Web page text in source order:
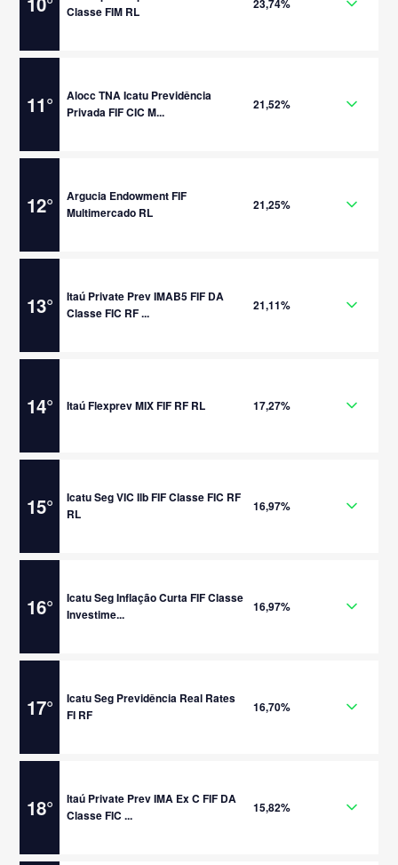
Classe FIM RL
23,74%
11°
Alocc TNA Icatu Previdência
Privada FIF CIC M...
21,52%
12°
Argucia Endowment FIF
Multimercado RL
21,25%
13°
Itaú Private Prev IMAB5 FIF DA
Classe FIC RF ...
21,11%
14° Itaú Flexprev MIX FIF RF RL 17,27%
15°
Icatu Seg VIC Ilb FIF Classe FIC RF
RL
16,97%
16°
Icatu Seg Inflação Curta FIF Classe
Investime...
16,97%
17°
Icatu Seg Previdência Real Rates
FI RF
16,70%
18°
Itaú Private Prev IMA Ex C FIF DA
Classe FIC ...
15,82%